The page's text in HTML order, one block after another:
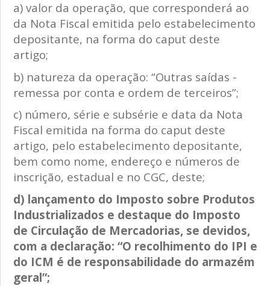
a) valor da operação, que corresponderá ao
da Nota Fiscal emitida pelo estabelecimento
depositante, na forma do caput deste
artigo;
b) natureza da operação: “Outras saídas -
remessa por conta e ordem de terceiros”;
c) número, série e subsérie e data da Nota
Fiscal emitida na forma do caput deste
artigo, pelo estabelecimento depositante,
bem como nome, endereço e números de
inscrição, estadual e no CGC, deste;
d) lançamento do Imposto sobre Produtos
Industrializados e destaque do Imposto
de Circulação de Mercadorias, se devidos,
com a declaração: “O recolhimento do IPI e
do ICM é de responsabilidade do armazém
geral”;